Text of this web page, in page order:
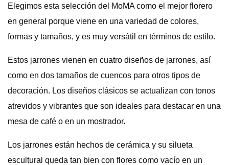
Elegimos esta selección del MoMA como el mejor florero
en general porque viene en una variedad de colores,
formas y tamaños, y es muy versátil en términos de estilo.
Estos jarrones vienen en cuatro diseños de jarrones, así
como en dos tamaños de cuencos para otros tipos de
decoración. Los diseños clásicos se actualizan con tonos
atrevidos y vibrantes que son ideales para destacar en una
mesa de café o en un mostrador.
Los jarrones están hechos de cerámica y su silueta
escultural queda tan bien con flores como vacío en un